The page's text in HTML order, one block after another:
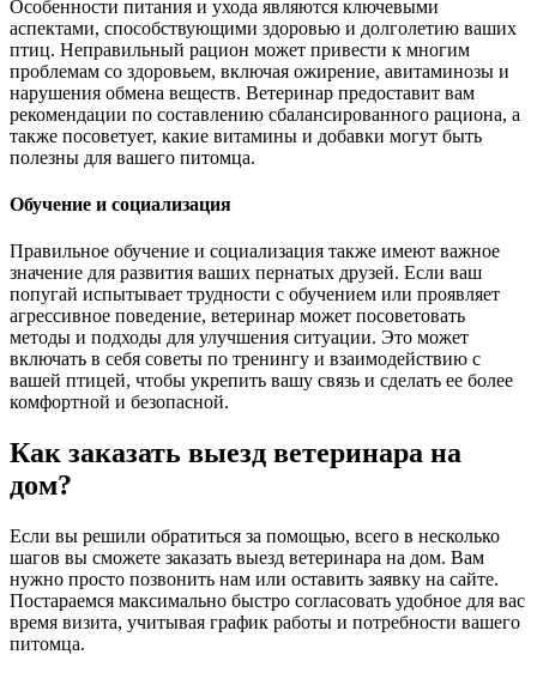
Особенности питания и ухода являются ключевыми
аспектами, способствующими здоровью и долголетию ваших
птиц. Неправильный рацион может привести к многим
проблемам со здоровьем, включая ожирение, авитаминозы и
нарушения обмена веществ. Ветеринар предоставит вам
рекомендации по составлению сбалансированного рациона, а
также посоветует, какие витамины и добавки могут быть
полезны для вашего питомца.
Обучение и социализация
Правильное обучение и социализация также имеют важное
значение для развития ваших пернатых друзей. Если ваш
попугай испытывает трудности с обучением или проявляет
агрессивное поведение, ветеринар может посоветовать
методы и подходы для улучшения ситуации. Это может
включать в себя советы по тренингу и взаимодействию с
вашей птицей, чтобы укрепить вашу связь и сделать ее более
комфортной и безопасной.
Как заказать выезд ветеринара на
дом?
Если вы решили обратиться за помощью, всего в несколько
шагов вы сможете заказать выезд ветеринара на дом. Вам
нужно просто позвонить нам или оставить заявку на сайте.
Постараемся максимально быстро согласовать удобное для вас
время визита, учитывая график работы и потребности вашего
питомца.